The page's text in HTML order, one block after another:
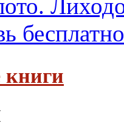
бесплатно
книги